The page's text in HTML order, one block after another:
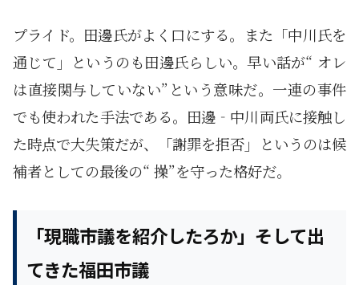
プライド。田邊氏がよく口にする。また「中川氏を
通じて」というのも田邊氏らしい。早い話が“ オレ
は直接関与していない”という意味だ。一連の事件
でも使われた手法である。田邊‐中川両氏に接触し
た時点で大失策だが、「謝罪を拒否」というのは候
補者としての最後の“ 操”を守った格好だ。
「現職市議を紹介したろか」そして出
てきた福田市議